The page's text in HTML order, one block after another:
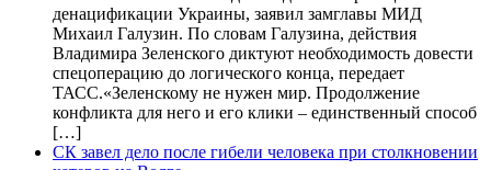
денацификации Украины, заявил замглавы МИД
Михаил Галузин. По словам Галузина, действия
Владимира Зеленского диктуют необходимость довести
спецоперацию до логического конца, передает
ТАСС.«Зеленскому не нужен мир. Продолжение
конфликта для него и его клики – единственный способ
[…]
СК завел дело после гибели человека при столкновении